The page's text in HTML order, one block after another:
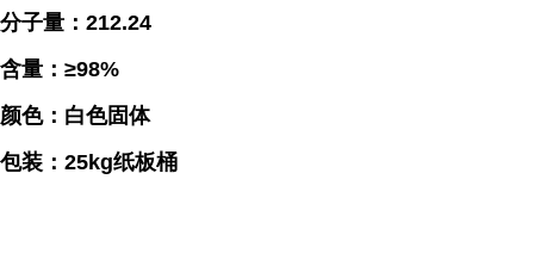
分子量：212.24
含量：≥98%
颜色：白色固体
包装：25kg纸板桶